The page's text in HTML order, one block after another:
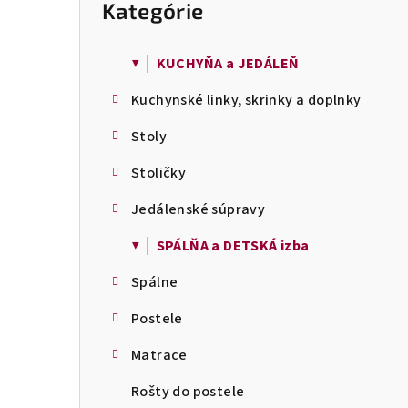
Preskočiť
kategórie
Kategórie
▼ │ KUCHYŇA a JEDÁLEŇ
Kuchynské linky, skrinky a doplnky
Stoly
Stoličky
Jedálenské súpravy
▼ │ SPÁLŇA a DETSKÁ izba
Spálne
Postele
Matrace
Rošty do postele